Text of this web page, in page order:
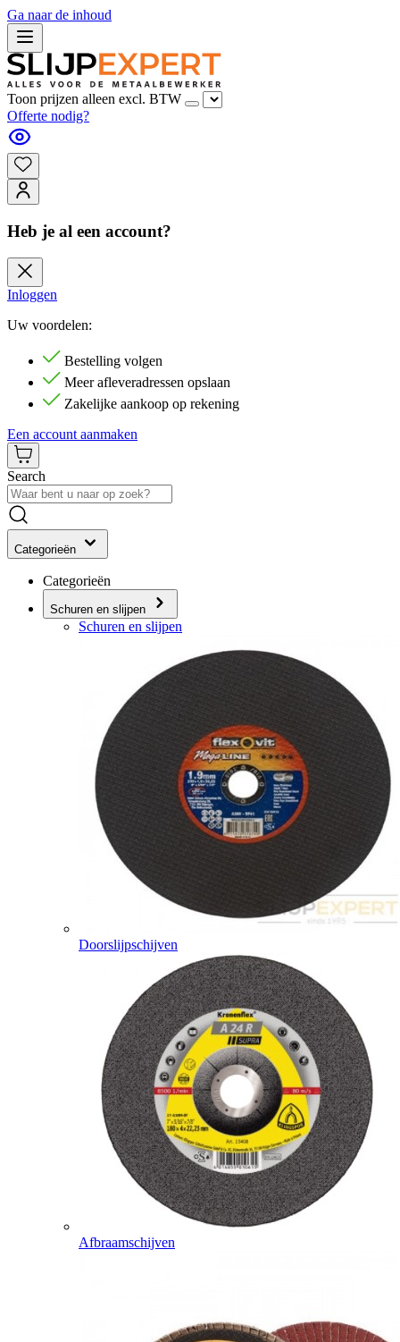
Ga naar de inhoud
Toon prijzen alleen excl. BTW
Offerte nodig?
Heb je al een account?
Inloggen
Uw voordelen:
Bestelling volgen
Meer afleveradressen opslaan
Zakelijke aankoop op rekening
Een account aanmaken
Search
Categorieën
Categorieën
Schuren en slijpen
Schuren en slijpen
Doorslijpschijven
Afbraamschijven